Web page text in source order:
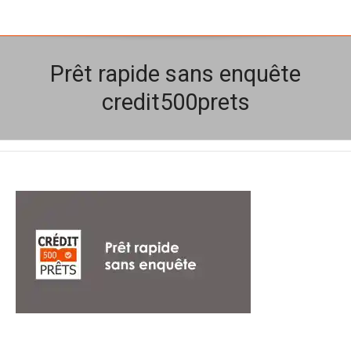
Prêt rapide sans enquête
credit500prets